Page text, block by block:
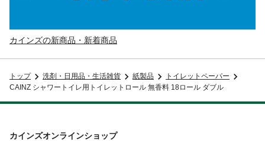
カインズの新商品・新着商品
トップ 洗剤・日用品・生活雑貨 紙製品
トイレットペーパー
CAINZ シャワートイレ用トイレットロール 無香料 18ロール ダブル
カインズオンラインショップ